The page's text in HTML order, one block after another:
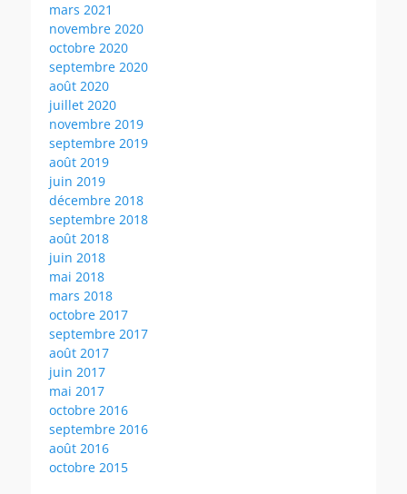
mars 2021
novembre 2020
octobre 2020
septembre 2020
août 2020
juillet 2020
novembre 2019
septembre 2019
août 2019
juin 2019
décembre 2018
septembre 2018
août 2018
juin 2018
mai 2018
mars 2018
octobre 2017
septembre 2017
août 2017
juin 2017
mai 2017
octobre 2016
septembre 2016
août 2016
octobre 2015